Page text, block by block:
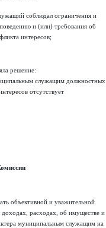
соблюдал ограничения и
и (или) требования об
интересов;
решение:
служащим должностных
отсутствует
объективной и уважительной
доходах, расходах, об имуществе и
муниципальным служащим на